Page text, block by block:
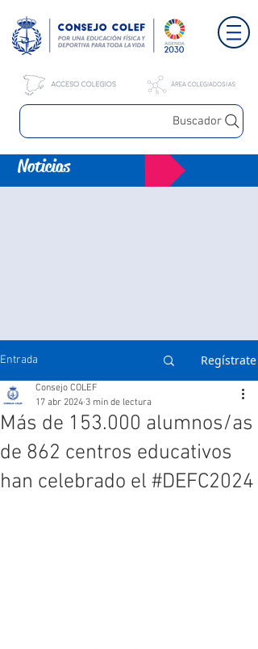
Buscador
Noticias
Entrada Regístrate
Más de 153.000 alumnos/as
de 862 centros educativos
han celebrado el #DEFC2024
Consejo COLEF
17 abr 2024 3 min de lectura